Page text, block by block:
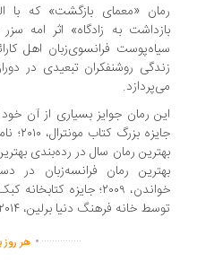
«معمای بازگشت» که با الهام
به زادگاه» اثر امه سزر -
فرانسوی‌زبان اهل کارائیب
روشنفکران تبعیدی در دوران
رمان فرانسه‌زبان در
خانه‌ فرهنگ دنیا برلین، ۲۰۱۴.
...............
. هر روز با کتاب